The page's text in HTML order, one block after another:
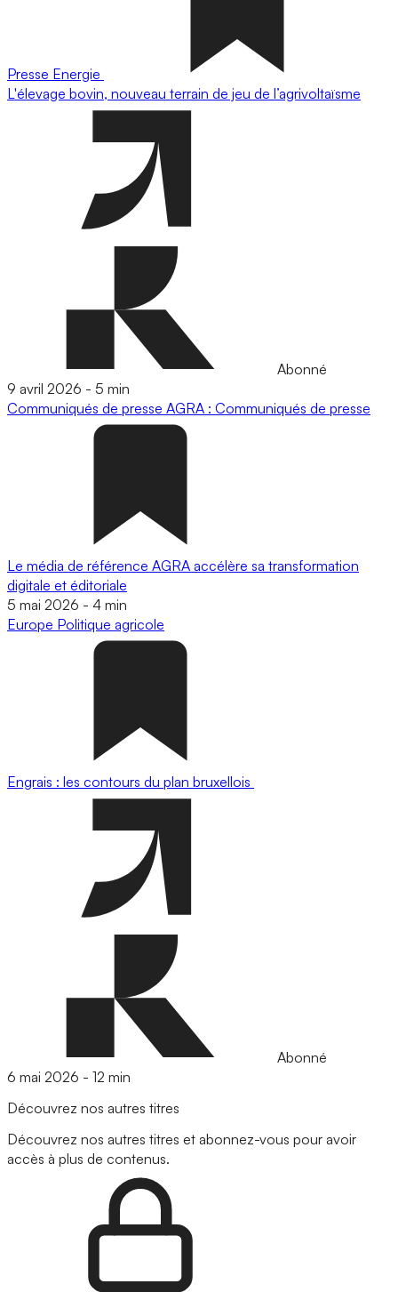
Presse Energie
L'élevage bovin, nouveau terrain de jeu de l’agrivoltaïsme
Abonné
9 avril 2026 - 5 min
Communiqués de presse AGRA : Communiqués de presse
Le média de référence AGRA accélère sa transformation
digitale et éditoriale
5 mai 2026 - 4 min
Europe Politique agricole
Engrais : les contours du plan bruxellois
Abonné
6 mai 2026 - 12 min
Découvrez nos autres titres
Découvrez nos autres titres et abonnez-vous pour avoir
accès à plus de contenus.